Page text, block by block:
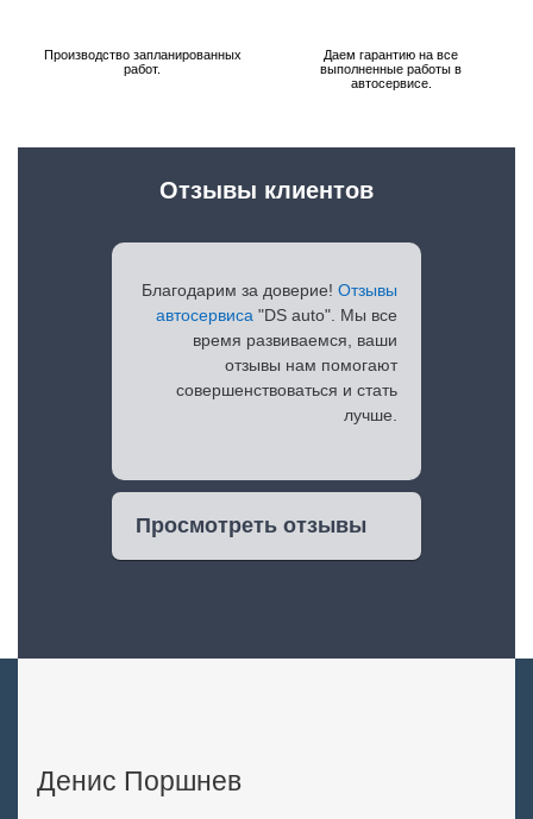
Производство запланированных
работ.
Даем гарантию на все
выполненные работы в
автосервисе.
Благодарим за доверие! Отзывы
автосервиса "DS auto". Мы все
время развиваемся, ваши
отзывы нам помогают
совершенствоваться и стать
лучше.
Просмотреть отзывы
Отзывы клиентов
Денис Поршнев